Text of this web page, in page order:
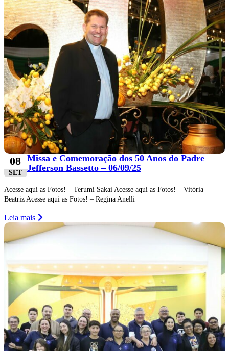
08
SET
Missa e Comemoração dos 50 Anos do Padre
Jefferson Bassetto – 06/09/25
Acesse aqui as Fotos! – Terumi Sakai Acesse aqui as Fotos! – Vitória
Beatriz Acesse aqui as Fotos! – Regina Anelli
Leia mais